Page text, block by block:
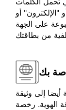
أو
على الجهة
من بطاقتك
بك
إلى وثيقة
الهوية. رخصة